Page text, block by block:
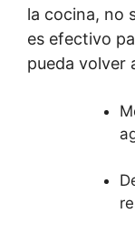
la cocina, no
es efectivo
pueda volver